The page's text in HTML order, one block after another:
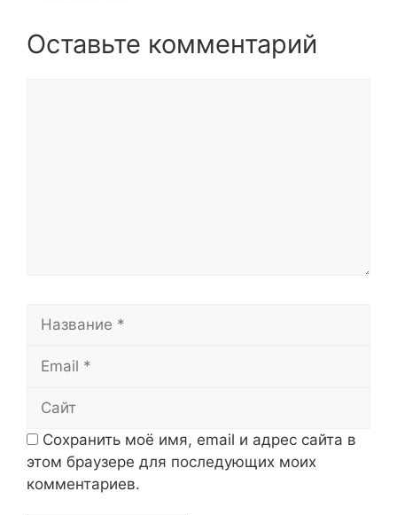
Оставьте комментарий
Название
Email
Сайт
Сохранить моё имя, email и адрес сайта в
этом браузере для последующих моих
комментариев.